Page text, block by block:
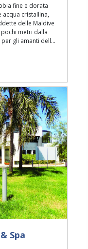
fine e dorata
cristallina,
delle Maldive
pochi metri dalla
gli amanti delle
una serie di
sono ubicati gli
Spa